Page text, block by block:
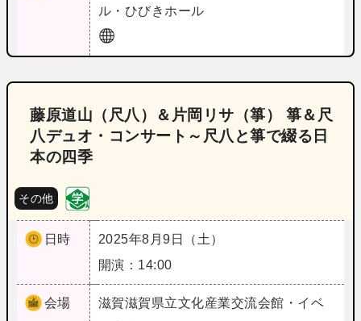
ル・ひびきホール
藤原道山（尺八）＆片岡リサ（箏） 箏＆尺
八デュオ・コンサート～尺八と箏で綴る日
本の四季
その他
日時
2025年8月9日（土）
開演：14:00
会場 滋賀滋賀県立文化産業交流会館・イベ